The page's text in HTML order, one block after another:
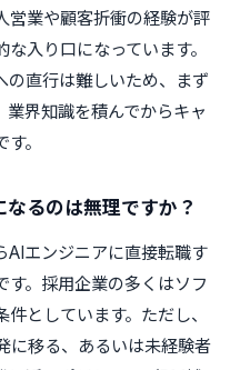
営業や顧客折衝の経験が評
入り口になっています。
の直行は難しいため、まず
界知識を積んでからキャ
。
るのは無理ですか？
AIエンジニアに直接転職す
す。採用企業の多くはソフ
としています。ただし、
に移る、あるいは未経験者